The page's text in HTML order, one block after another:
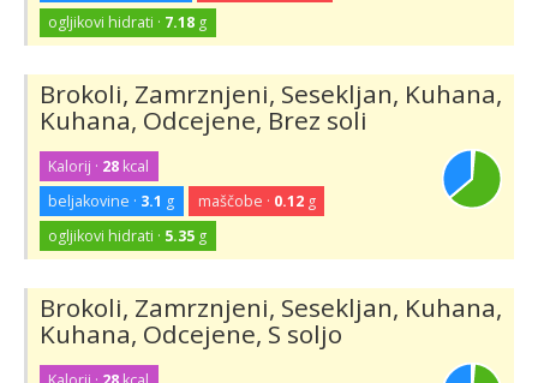
ogljikovi hidrati · 7.18 g
Brokoli, Zamrznjeni, Sesekljan, Kuhana,
Kuhana, Odcejene, Brez soli
Kalorij · 28 kcal
beljakovine · 3.1 g maščobe · 0.12g
ogljikovi hidrati · 5.35 g
Brokoli, Zamrznjeni, Sesekljan, Kuhana,
Kuhana, Odcejene, S soljo